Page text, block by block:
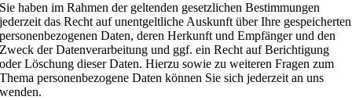
Sie haben im Rahmen der geltenden gesetzlichen Bestimmungen
jederzeit das Recht auf unentgeltliche Auskunft über Ihre gespeicherten
personenbezogenen Daten, deren Herkunft und Empfänger und den
Zweck der Datenverarbeitung und ggf. ein Recht auf Berichtigung
oder Löschung dieser Daten. Hierzu sowie zu weiteren Fragen zum
Thema personenbezogene Daten können Sie sich jederzeit an uns
wenden.